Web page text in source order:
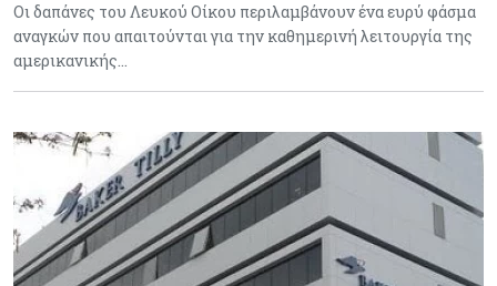
Οι δαπάνες του Λευκού Οίκου περιλαμβάνουν ένα ευρύ φάσμα
αναγκών που απαιτούνται για την καθημερινή λειτουργία της
αμερικανικής…